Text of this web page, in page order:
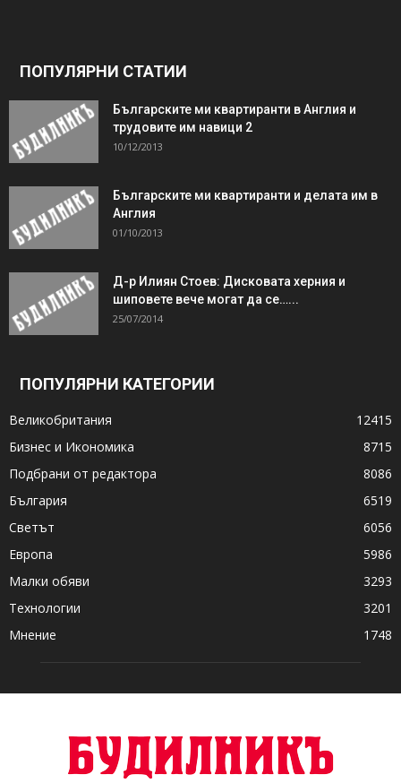
ПОПУЛЯРНИ СТАТИИ
Българските ми квартиранти в Англия и
трудовите им навици 2
10/12/2013
Българските ми квартиранти и делата им в
Англия
01/10/2013
Д-р Илиян Стоев: Дисковата херния и
шиповете вече могат да се…...
25/07/2014
ПОПУЛЯРНИ КАТЕГОРИИ
Великобритания
12415
Бизнес и Икономика
8715
Подбрани от редактора
8086
България
6519
Светът
6056
Европа
5986
Малки обяви
3293
Технологии
3201
Мнение
1748